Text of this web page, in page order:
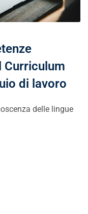
Curriculum
di lavoro
delle lingue